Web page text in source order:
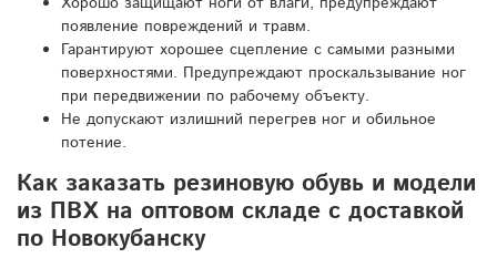
появление повреждений и травм.
Гарантируют хорошее сцепление с самыми разными
поверхностями. Предупреждают проскальзывание ног
при передвижении по рабочему объекту.
Не допускают излишний перегрев ног и обильное
потение.
Как заказать резиновую обувь и модели
из ПВХ на оптовом складе с доставкой
по Новокубанску